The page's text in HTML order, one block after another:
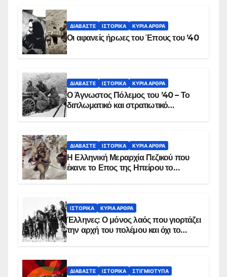
ΔΙΑΒΆΣΤΕ ΙΣΤΟΡΙΚΆ ΚΥΡΙΑ ΑΡΘΡΑ
Οι αφανείς ήρωες του Έπους του ’40
ΔΙΑΒΆΣΤΕ ΙΣΤΟΡΙΚΆ ΚΥΡΙΑ ΑΡΘΡΑ
Ο Άγνωστος Πόλεμος του ’40 – Το
διπλωματικό και στρατιωτικό
ΔΙΑΒΆΣΤΕ ΙΣΤΟΡΙΚΆ ΚΥΡΙΑ ΑΡΘΡΑ
Η Ελληνική Μεραρχία Πεζικού που
έκανε το Επος της Ηπείρου το
ΙΣΤΟΡΙΚΆ ΚΥΡΙΑ ΑΡΘΡΑ
Έλληνες: Ο μόνος λαός που γιορτάζει
την αρχή του πολέμου και όχι το
ΔΙΑΒΆΣΤΕ ΙΣΤΟΡΙΚΆ ΣΤΙΓΜΙΌΤΥΠΑ